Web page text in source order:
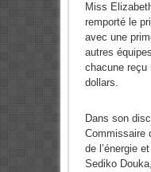
Miss
remporté le
avec une
autres
chacune reçu
dollars.
Dans son
Commissaire
de l’énergie
Sediko